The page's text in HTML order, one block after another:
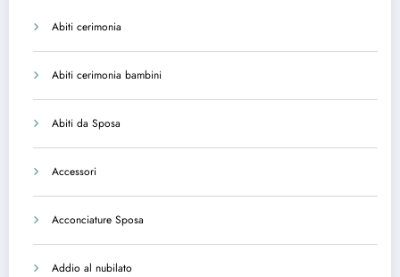
Abiti cerimonia
Abiti cerimonia bambini
Abiti da Sposa
Accessori
Acconciature Sposa
Addio al nubilato